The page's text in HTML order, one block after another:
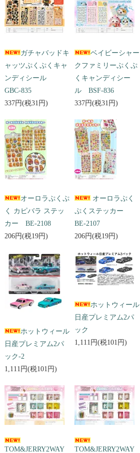
ガチャバッドキ
ャッツぷくぷくキャ
ンディシール
GBC-835
337円(税31円)
ベイビーシャー
クファミリーぷくぷ
くキャンディシー
ル BSF-836
337円(税31円)
オーロラぷくぷ
く カピバラ ステッ
カー BE-2108
206円(税19円)
オーロラぷく
ぷくステッカー
BE-2107
206円(税19円)
ホットウィール
日産プレミアム2パ
ック-2
1,111円(税101円)
ホットウィール
日産プレミアム2パ
ック
1,111円(税101円)
TOM&JERRY2WAY TOM&JERRY2WAY